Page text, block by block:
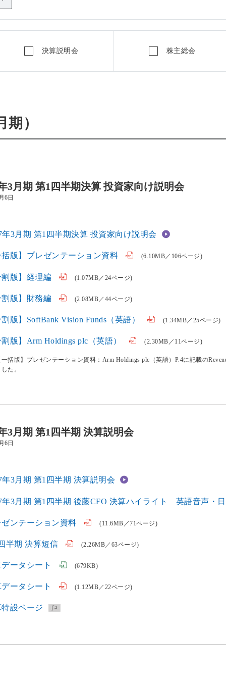
決算説明会 株主総会
）
3月期 第1四半期決算 投資家向け説明会
6日
年3月期 第1四半期決算 投資家向け説明会
版】プレゼンテーション資料 (6.10MB／106ページ)
版】経理編 (1.07MB／24ページ)
版】財務編 (2.08MB／44ページ)
版】SoftBank Vision Funds（英語） (1.34MB／25ページ)
版】Arm Holdings plc（英語） (2.30MB／11ページ)
一括版】プレゼンテーション資料：Arm Holdings plc（英語）P.4に記載の
た。
3月期 第1四半期 決算説明会
6日
年3月期 第1四半期 決算説明会
年3月期 第1四半期 後藤CFO 決算ハイライト 英語音声・
ンテーション資料 (11.6MB／71ページ)
半期 決算短信 (2.26MB／63ページ)
ータシート (679KB)
ータシート (1.12MB／22ページ)
設ページ